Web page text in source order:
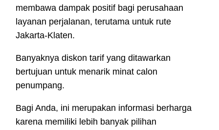
membawa dampak positif bagi perusahaan
layanan perjalanan, terutama untuk rute
Jakarta-Klaten.
Banyaknya diskon tarif yang ditawarkan
bertujuan untuk menarik minat calon
penumpang.
Bagi Anda, ini merupakan informasi berharga
karena memiliki lebih banyak pilihan